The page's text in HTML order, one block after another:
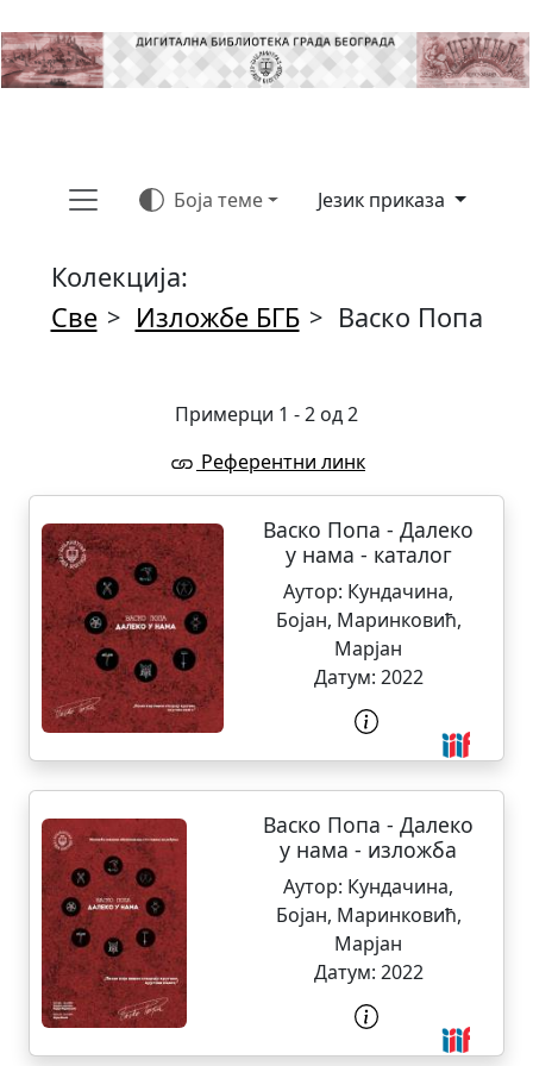
Боја теме Језик приказа
Колекција:
Све > Изложбе БГБ > Васко Попа
Примерци 1 - 2 од 2
Референтни линк
Васко Попа - Далеко
у нама - каталог
Аутор: Кундачина,
Бојан, Маринковић,
Марјан
Датум: 2022
Васко Попа - Далеко
у нама - изложба
Аутор: Кундачина,
Бојан, Маринковић,
Марјан
Датум: 2022